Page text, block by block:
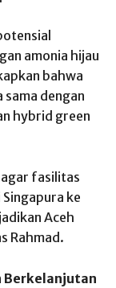
amonia hijau
bahwa
sama dengan
hybrid green
agar fasilitas
ke
Aceh
Rahmad.
Berkelanjutan